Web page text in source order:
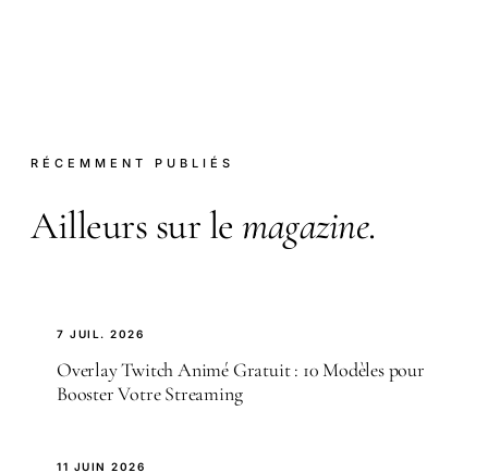
RÉCEMMENT PUBLIÉS
Ailleurs sur le magazine.
7 JUIL. 2026
Overlay Twitch Animé Gratuit : 10 Modèles pour
Booster Votre Streaming
11 JUIN 2026